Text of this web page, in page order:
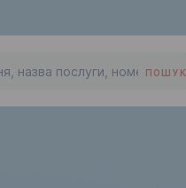
ПОШУК